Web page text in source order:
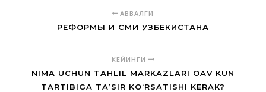
АВВАЛГИ
РЕФОРМЫ И СМИ УЗБЕКИСТАНА
КЕЙИНГИ
NIMA UCHUN TAHLIL MARKAZLARI OAV KUN
TARTIBIGA TA’SIR KO‘RSATISHI KERAK?